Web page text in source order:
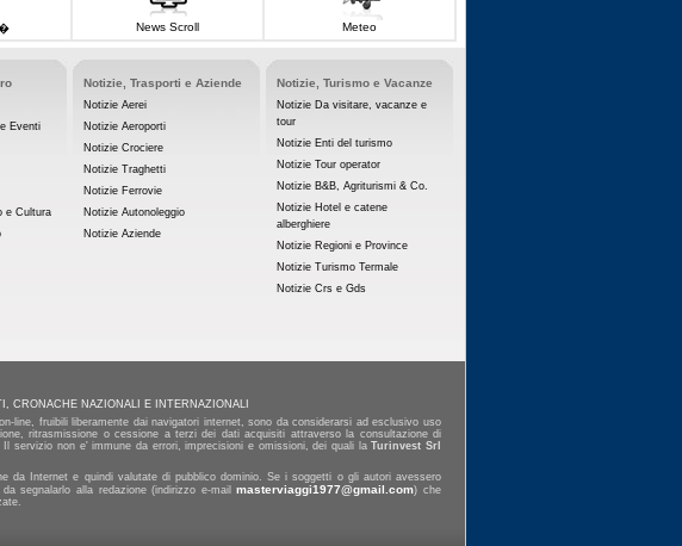
News Scroll Meteo
Eventi
e Cultura
Notizie, Trasporti e Aziende
Notizie Aerei
Notizie Aeroporti
Notizie Crociere
Notizie Traghetti
Notizie Ferrovie
Notizie Autonoleggio
Notizie Aziende
Notizie, Turismo e Vacanze
Notizie Da visitare, vacanze e
tour
Notizie Enti del turismo
Notizie Tour operator
Notizie B&B, Agriturismi & Co.
Notizie Hotel e catene
alberghiere
Notizie Regioni e Province
Notizie Turismo Termale
Notizie Crs e Gds
CRONACHE NAZIONALI E INTERNAZIONALI
line, fruibili liberamente dai navigatori internet, sono da considerarsi ad esclusivo uso
ritrasmissione o cessione a terzi dei dati acquisiti attraverso la consultazione di
servizio non e' immune da errori, imprecisioni e omissioni, dei quali laTurinvest Srl
da Internet e quindi valutate di pubblico dominio. Se i soggetti o gli autori avessero
segnalarlo alla redazione (indirizzo e-mailmasterviaggi1977@gmail.com) che